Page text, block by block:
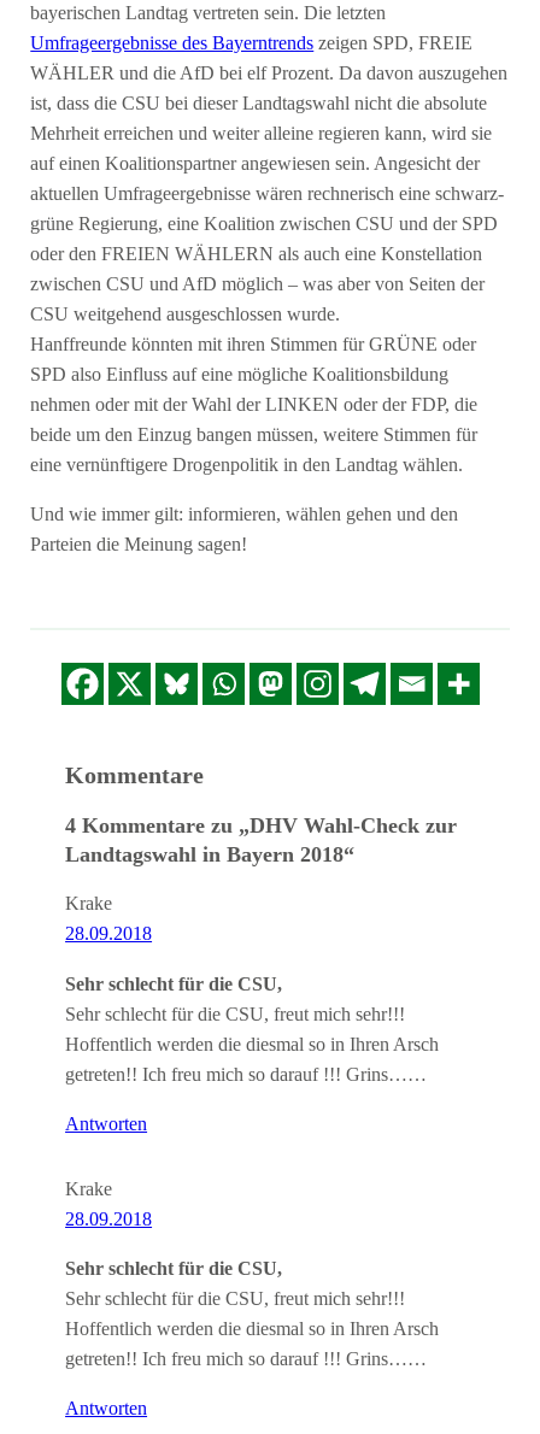
bayerischen Landtag vertreten sein. Die letzten
Umfrageergebnisse des Bayerntrends zeigen SPD, FREIE
WÄHLER und die AfD bei elf Prozent. Da davon auszugehen
ist, dass die CSU bei dieser Landtagswahl nicht die absolute
Mehrheit erreichen und weiter alleine regieren kann, wird sie
auf einen Koalitionspartner angewiesen sein. Angesicht der
aktuellen Umfrageergebnisse wären rechnerisch eine schwarz-
grüne Regierung, eine Koalition zwischen CSU und der SPD
oder den FREIEN WÄHLERN als auch eine Konstellation
zwischen CSU und AfD möglich – was aber von Seiten der
CSU weitgehend ausgeschlossen wurde.
Hanffreunde könnten mit ihren Stimmen für GRÜNE oder
SPD also Einfluss auf eine mögliche Koalitionsbildung
nehmen oder mit der Wahl der LINKEN oder der FDP, die
beide um den Einzug bangen müssen, weitere Stimmen für
eine vernünftigere Drogenpolitik in den Landtag wählen.
Und wie immer gilt: informieren, wählen gehen und den
Parteien die Meinung sagen!
Kommentare
4 Kommentare zu „DHV Wahl-Check zur
Landtagswahl in Bayern 2018“
Krake
28.09.2018
Sehr schlecht für die CSU,
Sehr schlecht für die CSU, freut mich sehr!!!
Hoffentlich werden die diesmal so in Ihren Arsch
getreten!! Ich freu mich so darauf !!! Grins……
Antworten
Krake
28.09.2018
Sehr schlecht für die CSU,
Sehr schlecht für die CSU, freut mich sehr!!!
Hoffentlich werden die diesmal so in Ihren Arsch
getreten!! Ich freu mich so darauf !!! Grins……
Antworten